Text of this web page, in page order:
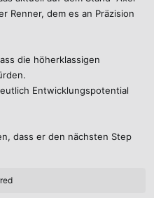
Renner, dem es an Präzision
die höherklassigen
Entwicklungspotential
dass er den nächsten Step